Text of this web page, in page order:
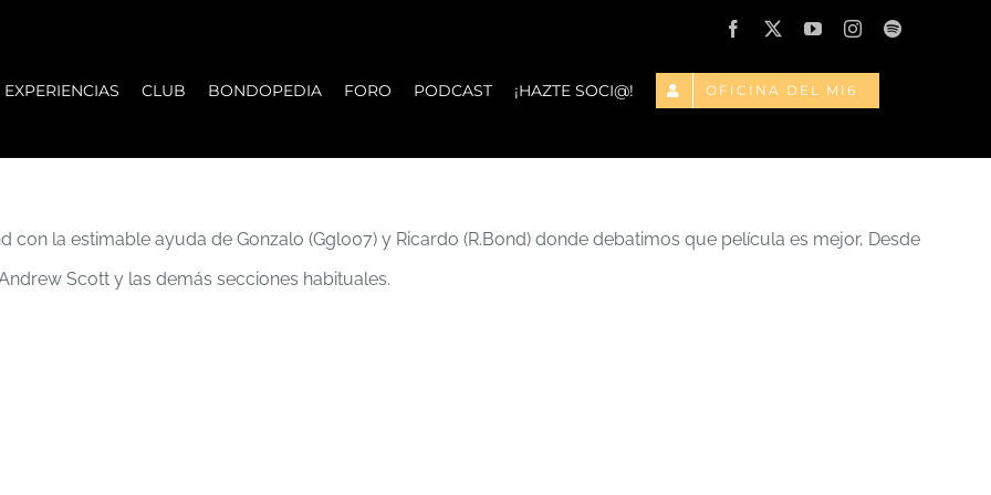
Facebook
X YouTubeInstagramSpotify
EXPERIENCIAS CLUB BONDOPEDIA FORO PODCAST ¡HAZTE SOCI@! OFICINA DEL MI6
la estimable ayuda de Gonzalo (Ggl007) y Ricardo (R.Bond) donde debatimos que película es mejor, Desde
Scott y las demás secciones habituales.